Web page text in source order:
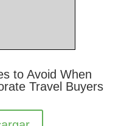
to Avoid When
Travel Buyers